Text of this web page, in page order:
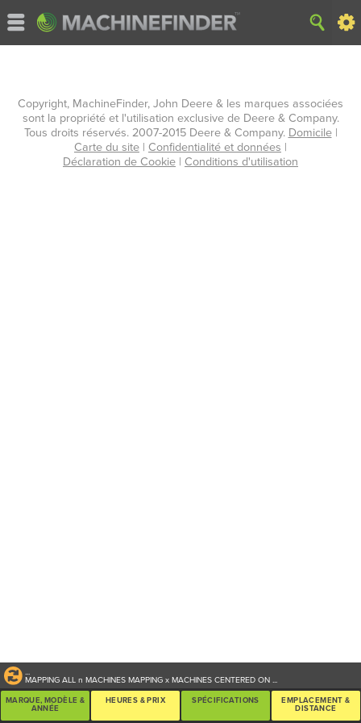
...
MAPPING ALLn MACHINESMAPPINGx MACHINES CENTERED ON...
MARQUE, MODÈLE &
ANNÉE
HEURES & PRIX SPÉCIFICATIONS
EMPLACEMENT &
DISTANCE
Copyright, MachineFinder, John Deere & les marques associées
sont la propriété et l'utilisation exclusive de Deere & Company.
Tous droits réservés. 2007-2015 Deere & Company. Domicile |
Carte du site | Confidentialité et données |
Déclaration de Cookie | Conditions d'utilisation